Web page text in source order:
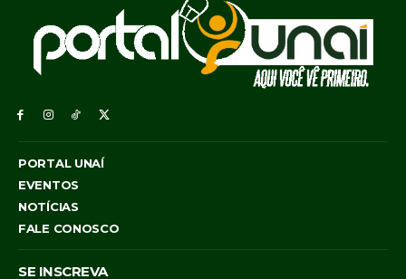
PORTAL UNAÍ
EVENTOS
NOTÍCIAS
FALE CONOSCO
SE INSCREVA